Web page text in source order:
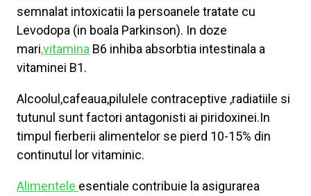
semnalat intoxicatii la persoanele tratate cu
Levodopa (in boala Parkinson). In doze
mari,vitamina B6 inhiba absorbtia intestinala a
vitaminei B1.
Alcoolul,cafeaua,pilulele contraceptive ,radiatiile si
tutunul sunt factori antagonisti ai piridoxinei.In
timpul fierberii alimentelor se pierd 10-15% din
continutul lor vitaminic.
Alimentele esentiale contribuie la asigurarea